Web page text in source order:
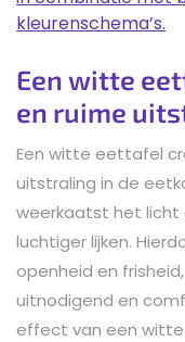
kleurenschema’s.
Een witte
en ruime
Een witte eettafel
uitstraling in de
weerkaatst het licht
luchtiger lijken.
openheid en
uitnodigend en
effect van een